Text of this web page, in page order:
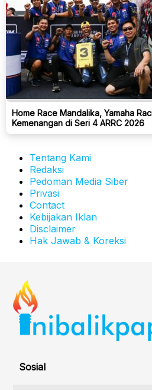
Home Race Mandalika, Yamaha
Kemenangan di Seri 4 ARRC 2026
Tentang Kami
Redaksi
Pedoman Media Siber
Privasi
Contact
Kebijakan Iklan
Disclaimer
Hak Jawab & Koreksi
Sosial